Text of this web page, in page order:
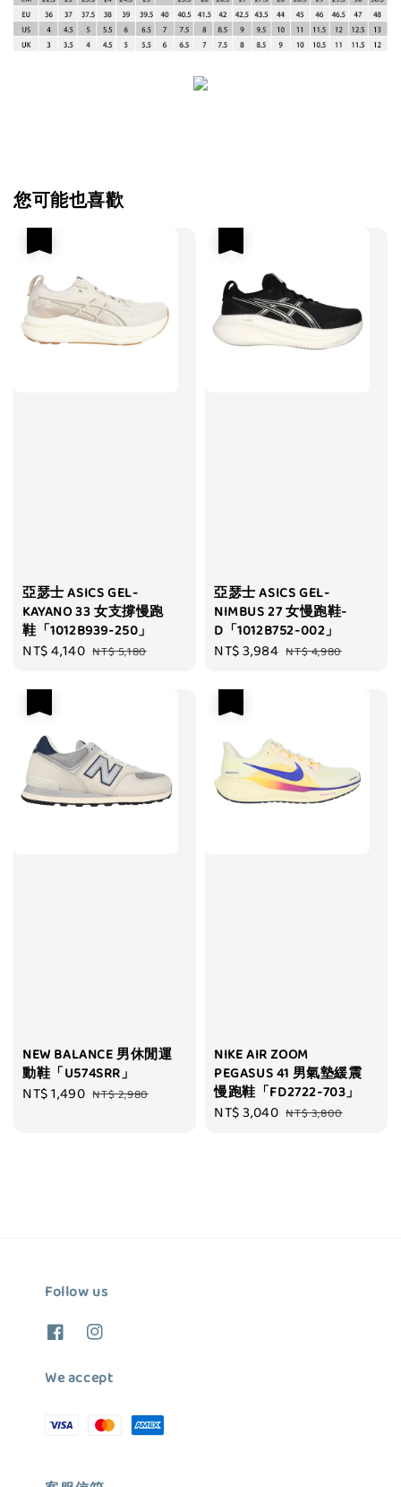
您可能也喜歡
亞瑟士 ASICS GEL-
KAYANO 33 女支撐慢跑
鞋「1012B939-250」
Sale
NT$ 4,140 Regular
NT$ 5,180
亞瑟士 ASICS GEL-
NIMBUS 27 女慢跑鞋-
D「1012B752-002」
Sale
NT$ 3,984 Regular
NT$ 4,980
NEW BALANCE 男休閒運
動鞋「U574SRR」
Sale
NT$ 1,490 Regular
NT$ 2,980
NIKE AIR ZOOM
PEGASUS 41 男氣墊緩震
慢跑鞋「FD2722-703」
Sale
NT$ 3,040 Regular
NT$ 3,800
Follow us
We accept